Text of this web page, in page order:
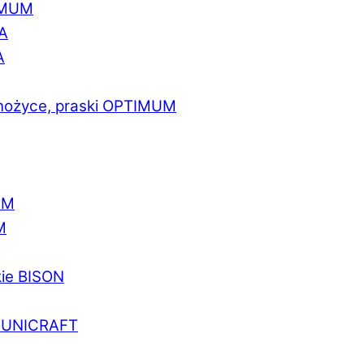
praski OPTIMUM
BISON